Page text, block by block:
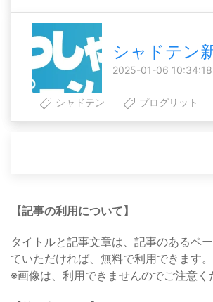
シャドテン
2025-01-06 10:34:18
シャドテン プログリット
【記事の利用について】
タイトルと記事文章は、記事のあるペ
ていただければ、無料で利用できます。
※画像は、利用できませんのでご注意く